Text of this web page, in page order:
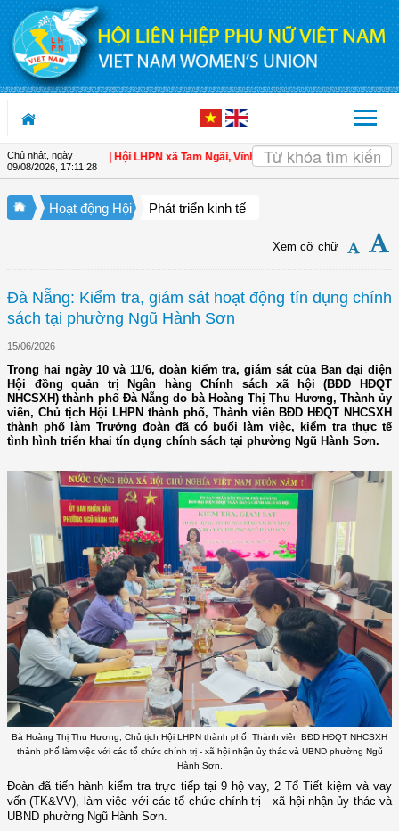
Truy cập nội dung luôn
Chủ nhật, ngày
09/08/2026, 17:11:29
cho hội viên | Hội LHPN xã Tam Ngãi, Vĩnh Long sơ kết công tác Hội và
Hoạt động Hội Phát triển kinh tế
Xem cỡ chữ
Đà Nẵng: Kiểm tra, giám sát hoạt động tín dụng chính
sách tại phường Ngũ Hành Sơn
15/06/2026
Trong hai ngày 10 và 11/6, đoàn kiểm tra, giám sát của Ban đại diện
Hội đồng quản trị Ngân hàng Chính sách xã hội (BĐD HĐQT
NHCSXH) thành phố Đà Nẵng do bà Hoàng Thị Thu Hương, Thành ủy
viên, Chủ tịch Hội LHPN thành phố, Thành viên BĐD HĐQT NHCSXH
thành phố làm Trưởng đoàn đã có buổi làm việc, kiểm tra thực tế
tình hình triển khai tín dụng chính sách tại phường Ngũ Hành Sơn.
Bà Hoàng Thị Thu Hương, Chủ tịch Hội LHPN thành phố, Thành viên BĐD HĐQT NHCSXH
thành phố làm việc với các tổ chức chính trị - xã hội nhận ủy thác và UBND phường Ngũ
Hành Sơn.
Đoàn đã tiến hành kiểm tra trực tiếp tại 9 hộ vay, 2 Tổ Tiết kiệm và vay
vốn (TK&VV), làm việc với các tổ chức chính trị - xã hội nhận ủy thác và
UBND phường Ngũ Hành Sơn.